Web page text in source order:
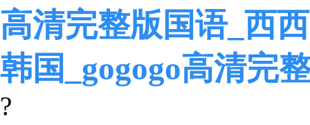
高清完整版国语_西
韩国_gogogo高清完
?